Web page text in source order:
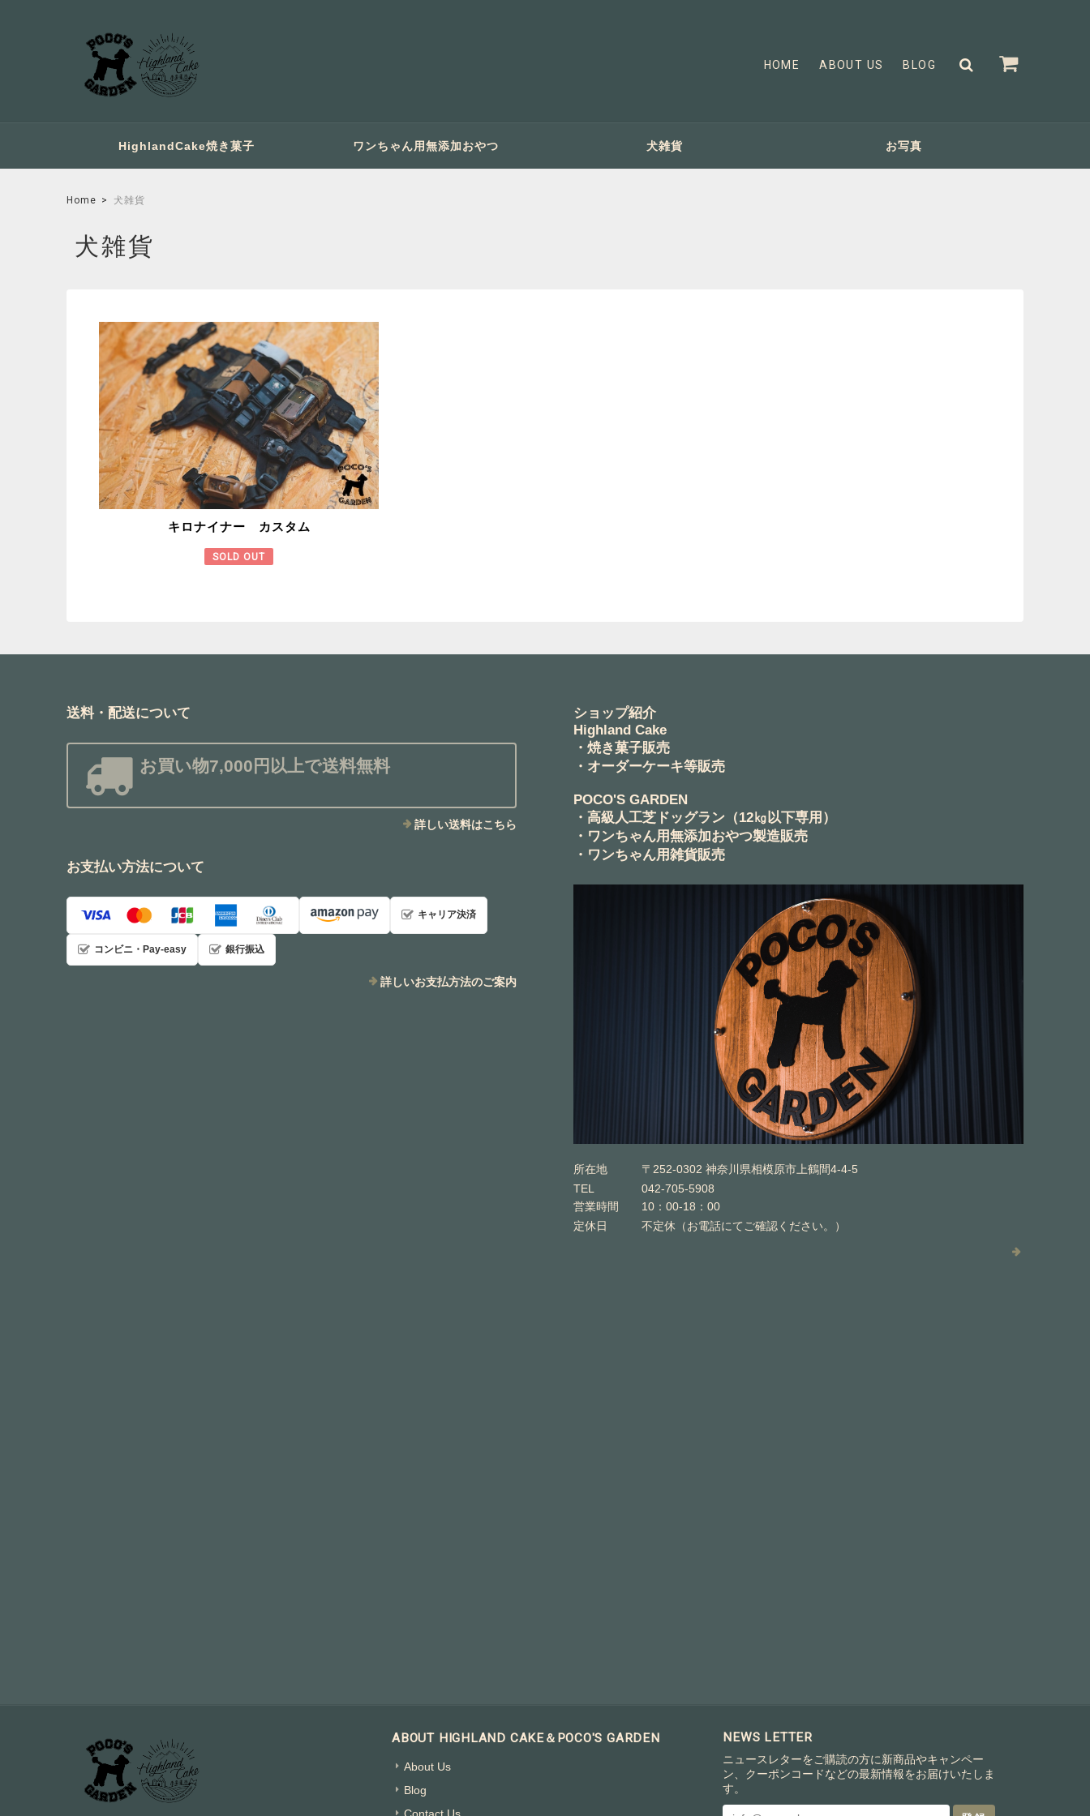
HOME ABOUT US BLOG
HighlandCake焼き菓子 ワンちゃん用無添加おやつ 犬雑貨 お写真
Home 犬雑貨
犬雑貨
キロナイナー カスタム
SOLD OUT
送料・配送について
お買い物7,000円以上で送料無料
詳しい送料はこちら
お支払い方法について
キャリア決済
コンビニ・Pay-easy 銀行振込
詳しいお支払方法のご案内
ショップ紹介
Highland Cake
・焼き菓子販売
・オーダーケーキ等販売
POCO'S GARDEN
・高級人工芝ドッグラン（12㎏以下専用）
・ワンちゃん用無添加おやつ製造販売
・ワンちゃん用雑貨販売
所在地
〒252-0302 神奈川県相模原市上鶴間4-4-5
TEL
042-705-5908
営業時間
10：00-18：00
定休日
不定休（お電話にてご確認ください。）
ABOUT HIGHLAND CAKE＆POCO'S GARDEN
About Us
Blog
NEWS LETTER
ニュースレターをご購読の方に新商品やキャンペー
ン、クーポンコードなどの最新情報をお届けいたしま
す。